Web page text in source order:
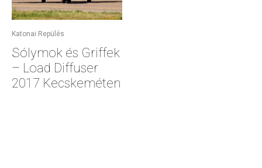
Katonai Repülés
Sólymok és Griffek
– Load Diffuser
2017 Kecskeméten